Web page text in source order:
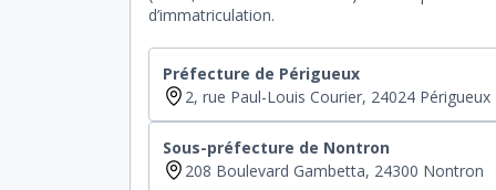
d’immatriculation.
Préfecture de Périgueux
2, rue Paul-Louis Courier, 24024 Périgueux
Sous-préfecture de Nontron
208 Boulevard Gambetta, 24300 Nontron